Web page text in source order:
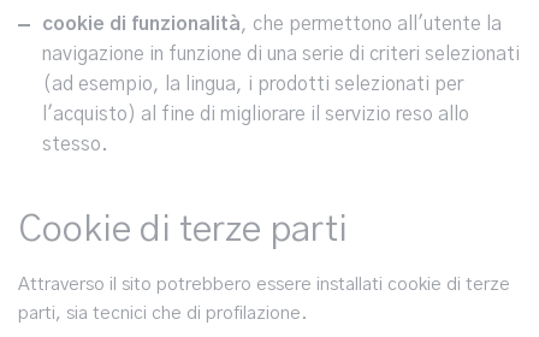
cookie di funzionalità, che permettono all'utente la
navigazione in funzione di una serie di criteri selezionati
(ad esempio, la lingua, i prodotti selezionati per
l'acquisto) al fine di migliorare il servizio reso allo
stesso.
Cookie di terze parti
Attraverso il sito potrebbero essere installati cookie di terze
parti, sia tecnici che di profilazione.